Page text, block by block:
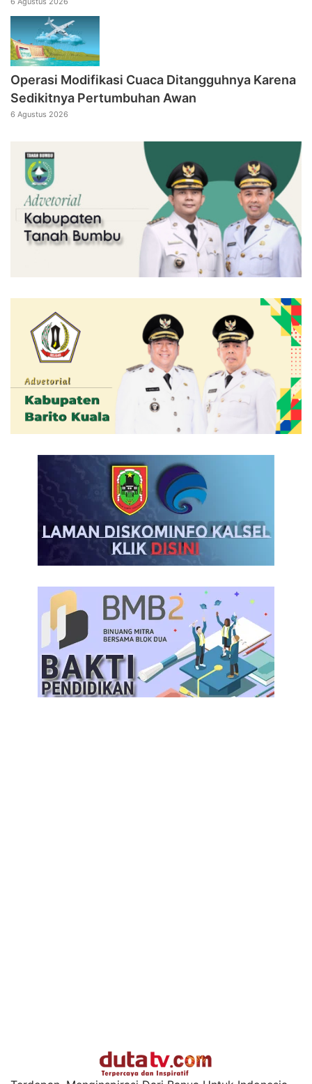
Operasi Modifikasi Cuaca Ditangguhnya Karena
Sedikitnya Pertumbuhan Awan
6 Agustus 2026